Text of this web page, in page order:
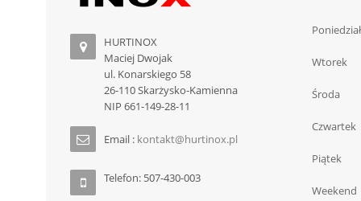
HURTINOX
Maciej Dwojak
ul. Konarskiego 58
26-110 Skarżysko-Kamienna
NIP 661-149-28-11
Email : kontakt@hurtinox.pl
Telefon: 507-430-003
Wtorek
Środa
Czwartek
Piątek
Weekend